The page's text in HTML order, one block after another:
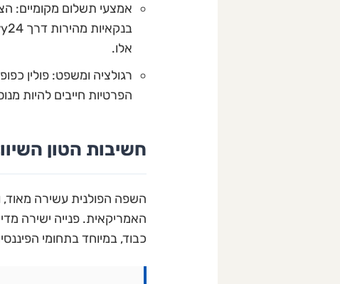
אלו.
רגולציה ומשפט: פולין
הפרטיות חייבים להיות
חשיבות הטון
השפה הפולנית עשירה מאוד,
האמריקאית. פנייה ישירה
כבוד, במיוחד בתחומי